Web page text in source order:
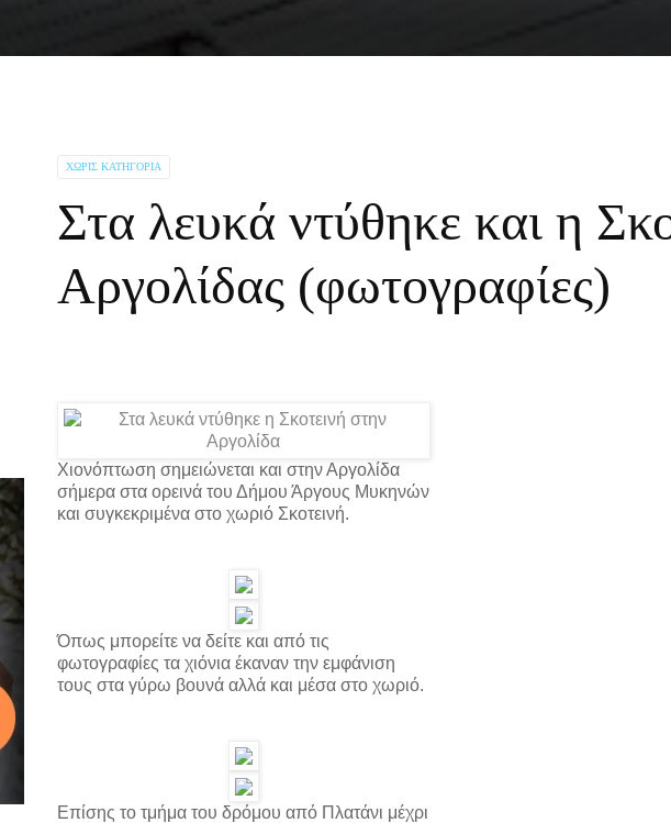
ΧΩΡΊΣ ΚΑΤΗΓΟΡΊΑ
Στα λευκά ντύθηκε και η
Αργολίδας (φωτογραφίες)
Χιονόπτωση σημειώνεται και στην Αργολίδα
σήμερα στα ορεινά του Δήμου Άργους Μυκηνών
και συγκεκριμένα στο χωριό Σκοτεινή.
Όπως μπορείτε να δείτε και από τις
φωτογραφίες τα χιόνια έκαναν την εμφάνιση
τους στα γύρω βουνά αλλά και μέσα στο χωριό.
Επίσης το τμήμα του δρόμου από Πλατάνι μέχρι